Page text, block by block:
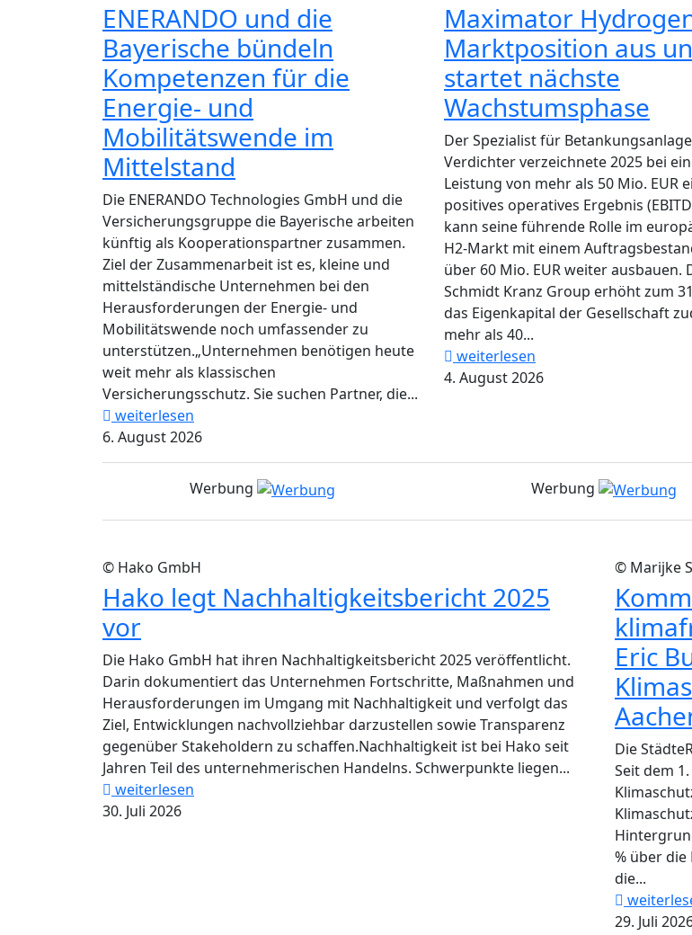
ENERANDO und die
Bayerische bündeln
Kompetenzen für die
Energie- und
Mobilitätswende im
Mittelstand
Die ENERANDO Technologies GmbH und die
Versicherungsgruppe die Bayerische arbeiten
künftig als Kooperationspartner zusammen.
Ziel der Zusammenarbeit ist es, kleine und
mittelständische Unternehmen bei den
Herausforderungen der Energie- und
Mobilitätswende noch umfassender zu
unterstützen.„Unternehmen benötigen heute
weit mehr als klassischen
Versicherungsschutz. Sie suchen Partner, die...
weiterlesen
6. August 2026
Maximator
Marktposition aus
startet nächste
Wachstumsphase
Der Spezialist für
Verdichter verzeichnete 2025 bei
Leistung von mehr als 50 Mio. EUR
positives operatives Ergebnis
kann seine führende Rolle im
H2-Markt mit einem
über 60 Mio. EUR weiter ausbauen.
Schmidt Kranz Group erhöht zum
das Eigenkapital der Gesellschaft
mehr als 40...
weiterlesen
4. August 2026
Werbung Werbung
© Hako GmbH
Hako legt Nachhaltigkeitsbericht 2025
vor
Die Hako GmbH hat ihren Nachhaltigkeitsbericht 2025 veröffentlicht.
Darin dokumentiert das Unternehmen Fortschritte, Maßnahmen und
Herausforderungen im Umgang mit Nachhaltigkeit und verfolgt das
Ziel, Entwicklungen nachvollziehbar darzustellen sowie Transparenz
gegenüber Stakeholdern zu schaffen.Nachhaltigkeit ist bei Hako seit
Jahren Teil des unternehmerischen Handelns. Schwerpunkte liegen...
weiterlesen
30. Juli 2026
© Marijke
Eric
Die
Seit dem
% über
die...
29. Juli